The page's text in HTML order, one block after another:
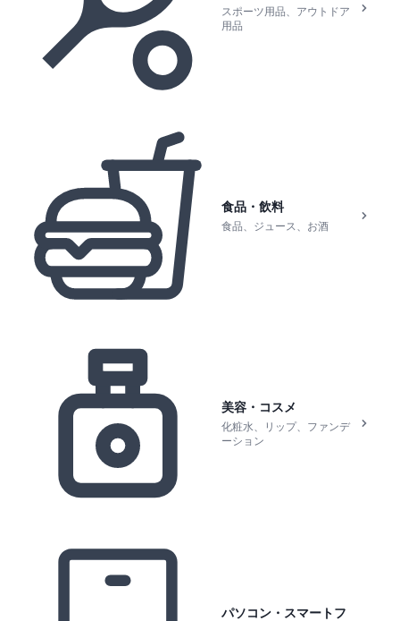
スポーツ用品、アウトドア
用品
食品・飲料
食品、ジュース、お酒
美容・コスメ
化粧水、リップ、ファンデ
ーション
パソコン・スマートフ